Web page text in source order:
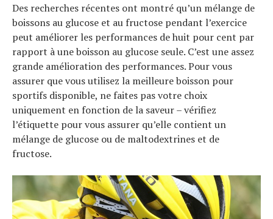
Des recherches récentes ont montré qu’un mélange de
boissons au glucose et au fructose pendant l’exercice
peut améliorer les performances de huit pour cent par
rapport à une boisson au glucose seule. C’est une assez
grande amélioration des performances. Pour vous
assurer que vous utilisez la meilleure boisson pour
sportifs disponible, ne faites pas votre choix
uniquement en fonction de la saveur – vérifiez
l’étiquette pour vous assurer qu’elle contient un
mélange de glucose ou de maltodextrines et de
fructose.